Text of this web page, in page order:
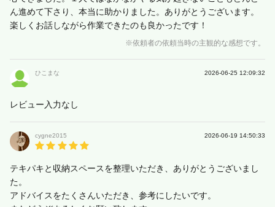
ん進めて下さり、本当に助かりました。ありがとうございます。
楽しくお話しながら作業できたのも良かったです！
※依頼者の依頼当時の主観的な感想です。
ひこまな 2026-06-25 12:09:32
レビュー入力なし
cygne2015 2026-06-19 14:50:33
テキパキと収納スペースを整理いただき、ありがとうございまし
た。
アドバイスをたくさんいただき、参考にしたいです。